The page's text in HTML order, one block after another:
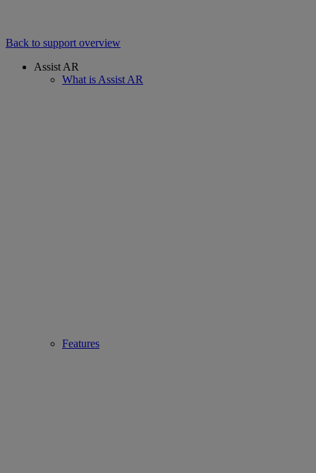
Back to support overview
Assist AR
What is Assist AR
Features